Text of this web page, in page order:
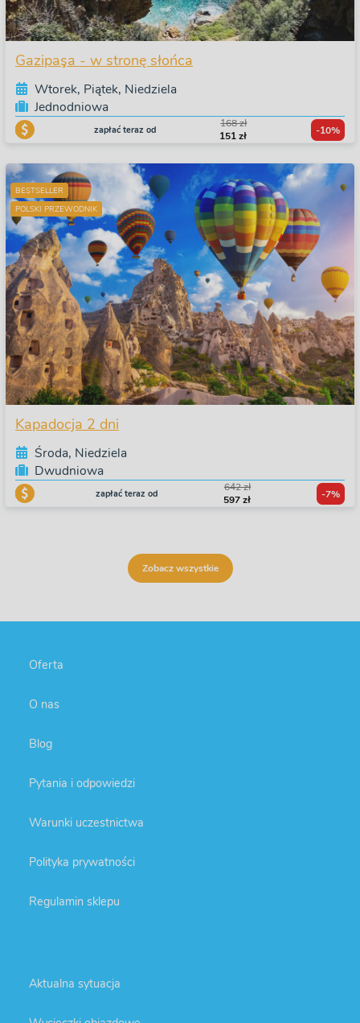
Gazipaşa - w stronę słońca
Wtorek, Piątek, Niedziela
Jednodniowa
zapłać teraz od
168 zł
151 zł
-10%
BESTSELLER
POLSKI PRZEWODNIK
Kapadocja 2 dni
Środa, Niedziela
Dwudniowa
zapłać teraz od
642 zł
597 zł
-7%
Zobacz wszystkie
Oferta
O nas
Blog
Pytania i odpowiedzi
Warunki uczestnictwa
Polityka prywatności
Regulamin sklepu
Aktualna sytuacja